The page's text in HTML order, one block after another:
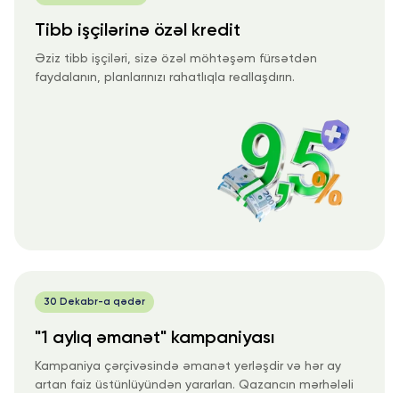
Tibb işçilərinə özəl kredit
Əziz tibb işçiləri, sizə özəl möhtəşəm fürsətdən
faydalanın, planlarınızı rahatlıqla reallaşdırın.
30 Dekabr-a qədər
"1 aylıq əmanət" kampaniyası
Kampaniya çərçivəsində əmanət yerləşdir və hər ay
artan faiz üstünlüyündən yararlan. Qazancın mərhələli